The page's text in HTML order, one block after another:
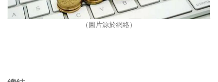
（圖片源於網絡）